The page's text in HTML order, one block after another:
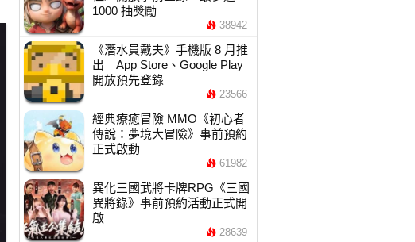
1000 抽獎勵
38942
《潛水員戴夫》手機版 8 月推
出 App Store、Google Play
開放預先登錄
23566
經典療癒冒險 MMO《初心者
傳說：夢境大冒險》事前預約
正式啟動
61982
異化三國武將卡牌RPG《三國
異將錄》事前預約活動正式開
啟
28639